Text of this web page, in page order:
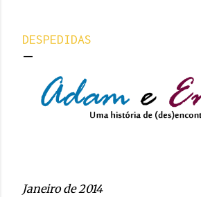
DESPEDIDAS
Janeiro de 2014